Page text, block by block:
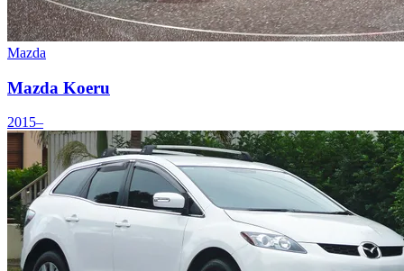
Mazda
Mazda Koeru
2015–